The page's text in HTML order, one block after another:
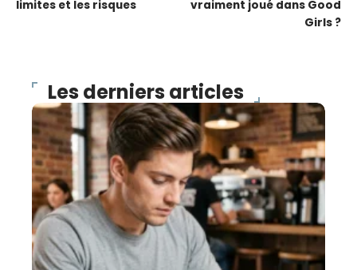
limites et les risques
vraiment joué dans Good
Girls ?
Les derniers articles